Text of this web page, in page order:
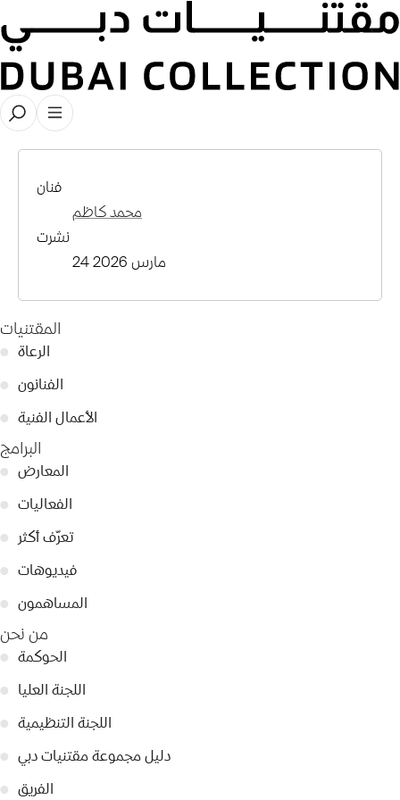
فيديو
فنان
محمد كاظم
نشرت
24 مارس 2026
المقتنيات
● الرعاة
● الفنانون
● الأعمال الفنية
البرامج
● المعارض
● الفعاليات
●
تعرّف أكثر
● فيديوهات
● المساهمون
من نحن
● الحوكمة
● اللجنة العليا
● اللجنة التنظيمية
● دليل مجموعة مقتنيات دبي
● الفريق